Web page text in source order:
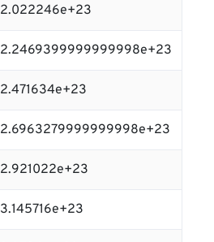
2.022246e+23
2.2469399999999998e+23
2.471634e+23
2.6963279999999998e+23
2.921022e+23
3.145716e+23